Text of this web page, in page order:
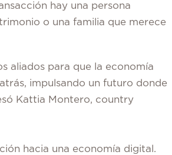
hay una persona
o una familia que merece
aliados para que la economía
impulsando un futuro donde
Kattia Montero, country
hacia una economía digital.